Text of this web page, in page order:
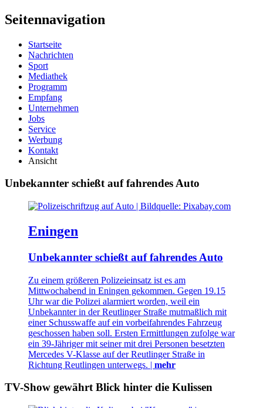
Seitennavigation
Startseite
Nachrichten
Sport
Mediathek
Programm
Empfang
Unternehmen
Jobs
Service
Werbung
Kontakt
Ansicht
Unbekannter schießt auf fahrendes Auto
Eningen
Unbekannter schießt auf fahrendes Auto
Zu einem größeren Polizeieinsatz ist es am
Mittwochabend in Eningen gekommen. Gegen 19.15
Uhr war die Polizei alarmiert worden, weil ein
Unbekannter in der Reutlinger Straße mutmaßlich mit
einer Schusswaffe auf ein vorbeifahrendes Fahrzeug
geschossen haben soll. Ersten Ermittlungen zufolge war
ein 39-Jähriger mit seiner mit drei Personen besetzten
Mercedes V-Klasse auf der Reutlinger Straße in
Richtung Reutlingen unterwegs. | mehr
TV-Show gewährt Blick hinter die Kulissen